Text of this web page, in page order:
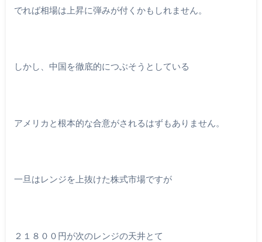
でれば相場は上昇に弾みが付くかもしれません。
しかし、中国を徹底的につぶそうとしている
アメリカと根本的な合意がされるはずもありません。
一旦はレンジを上抜けた株式市場ですが
２１８００円が次のレンジの天井とて